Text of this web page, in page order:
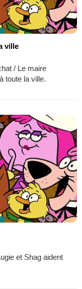
ville
/ Le maire
toute la ville.
et Shag aident